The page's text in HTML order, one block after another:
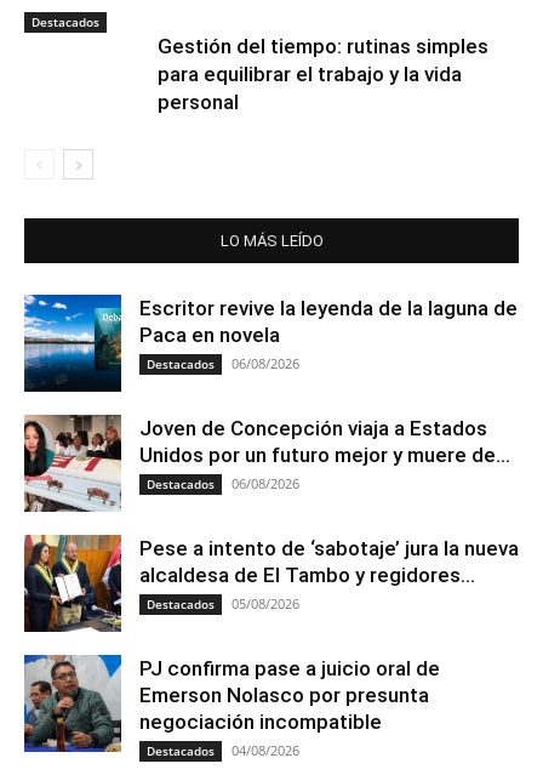
Destacados
Gestión del tiempo: rutinas simples
para equilibrar el trabajo y la vida
personal
LO MÁS LEÍDO
Escritor revive la leyenda de la laguna de
Paca en novela
Destacados 06/08/2026
Joven de Concepción viaja a Estados
Unidos por un futuro mejor y muere de...
Destacados 06/08/2026
Pese a intento de ‘sabotaje’ jura la nueva
alcaldesa de El Tambo y regidores...
Destacados 05/08/2026
PJ confirma pase a juicio oral de
Emerson Nolasco por presunta
negociación incompatible
Destacados 04/08/2026